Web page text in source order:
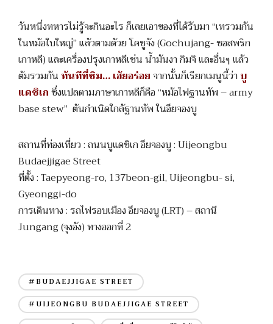
วันหนึ่งทหารไม่รู้จะกินอะไร ก็เลยเอาของที่ได้รับมา “เทรวมกัน
ในหม้อใบใหญ่” แล้วตามด้วย โคซูจัง (Gochujang- ซอสพริก
เกาหลี) และเครื่องปรุงเกาหลีเช่น น้ำมันงา กิมจิ และอื่นๆ แล้ว
ต้มรวมกัน ทันทีที่ชิม… เฮ้ยอร่อยจากนั้นก็เรียกเมนูนี้ว่าบู
แดชิเกซึ่งแปลตามภาษาเกาหลีก็คือ “หม้อไฟฐานทัพ – army
base stew” ต้นกำเนิดใกล้ฐานทัพ ในอึยจองบู
สถานที่ท่องเที่ยว : ถนนบูแดชิเก อึยจองบู : Uijeongbu
Budaejjigae Street
ที่ตั้ง : Taepyeong-ro, 137beon-gil, Uijeongbu- si,
Gyeonggi-do
การเดินทาง : รถไฟรอบเมือง อึยจองบู (LRT) – สถานี
Jungang (จุงอัง) ทางออกที่ 2
#BUDAEJJIGAE STREET
#UIJEONGBU BUDAEJJIGAE STREET